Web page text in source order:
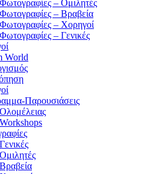
Φωτογραφίες – Ομιλητές
Φωτογραφίες – Βραβεία
Φωτογραφίες – Χορηγοί
Φωτογραφίες – Γενικές
World
Παρουσιάσεις
Ολομέλειας
Workshops
Γενικές
Ομιλητές
Βραβεία